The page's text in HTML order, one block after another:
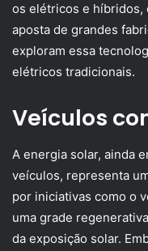
os elétricos e híbridos,
aposta de grandes
exploram essa
elétricos tradicionais.
Veículos
A energia solar, ainda
veículos, representa
por iniciativas como o
uma grade
da exposição solar.